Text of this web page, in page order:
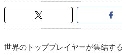
世界のトッププレイヤーが集結す